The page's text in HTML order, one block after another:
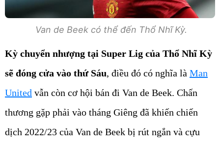
Van de Beek có thể đến Thổ Nhĩ Kỳ.
Kỳ chuyển nhượng tại Super Lig của Thổ Nhĩ Kỳ
sẽ đóng cửa vào thứ Sáu, điều đó có nghĩa là Man
United vẫn còn cơ hội bán đi Van de Beek. Chấn
thương gặp phải vào tháng Giêng đã khiến chiến
dịch 2022/23 của Van de Beek bị rút ngắn và cựu